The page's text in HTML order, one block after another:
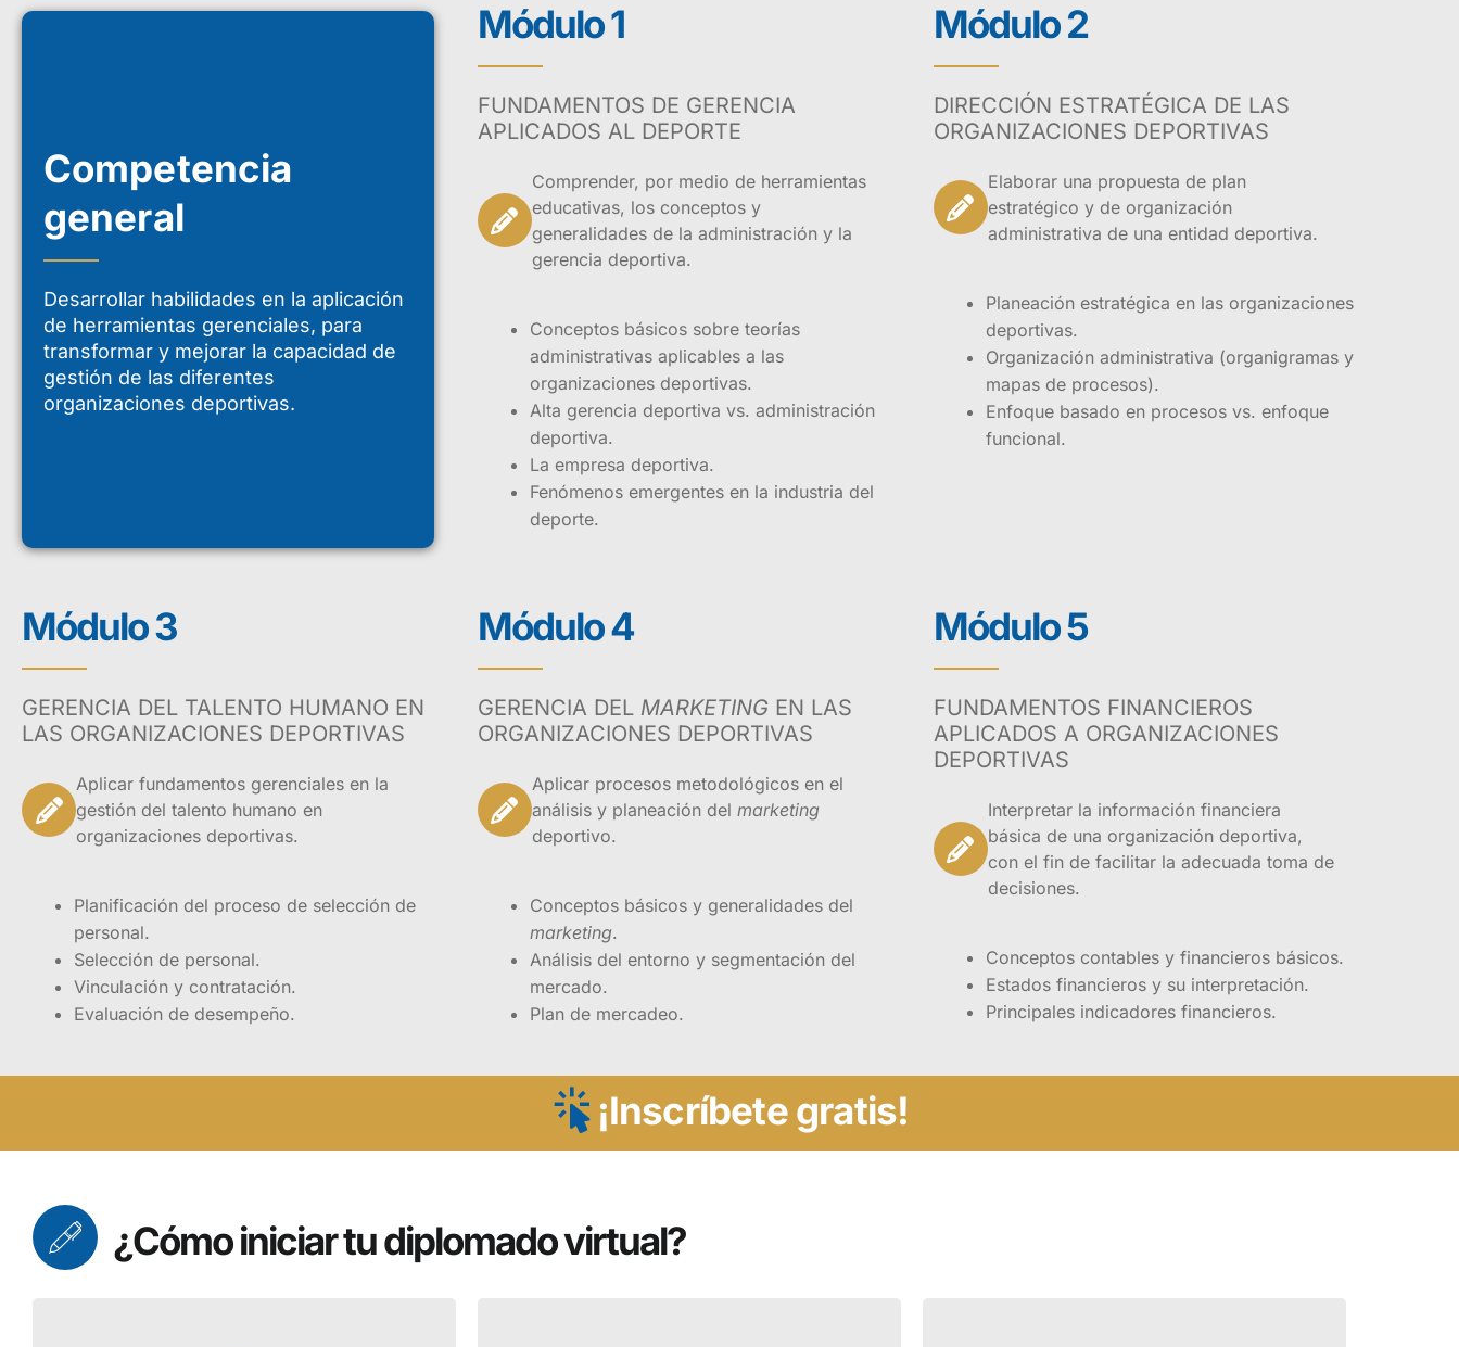
Presentación
didácticas, a través de conceptos y pautas aplicables en los procesos dentro de las
organizaciones, para crear espacios de conocimiento propios de las personas que se relacionan
con el oficio de la gerencia y la administración deportiva.
Para facilitar el proceso de aprendizaje, cada módulo de formación (semana) cuenta con una
guía didáctica que comprende el desarrollo de los contenidos temáticos. Además, el diplomado
contiene algunos videos y otros recursos didácticos que contribuyen con su aporte pedagógico
al proceso formativo en la alta gerencia deportiva.
icenciados o profesionales del deporte, técnicos o tecnólogos en
entrenamiento deportivo o afines, estudiantes en educación física o
carreras afines, con responsabilidades laborales en el campo de la gerencia
y la administración deportiva.
¡Inscríbete!
Competencia
general
Desarrollar habilidades en la aplicación
de herramientas gerenciales, para
transformar y mejorar la capacidad de
gestión de las diferentes
organizaciones deportivas.
Módulo 1
FUNDAMENTOS DE GERENCIA
APLICADOS AL DEPORTE
Comprender, por medio de herramientas
educativas, los conceptos y
generalidades de la administración y la
gerencia deportiva.
Conceptos básicos sobre teorías
administrativas aplicables a las
organizaciones deportivas.
Alta gerencia deportiva vs. administración
deportiva.
La empresa deportiva.
Fenómenos emergentes en la industria del
deporte.
Módulo 2
DIRECCIÓN ESTRATÉGICA DE LAS
ORGANIZACIONES DEPORTIVAS
Elaborar una propuesta de plan
estratégico y de organización
administrativa de una entidad deportiva.
Planeación estratégica en las organizaciones
deportivas.
Organización administrativa (organigramas y
mapas de procesos).
Enfoque basado en procesos vs. enfoque
funcional.
Módulo 3
GERENCIA DEL TALENTO HUMANO EN
LAS ORGANIZACIONES DEPORTIVAS
Aplicar fundamentos gerenciales en la
gestión del talento humano en
organizaciones deportivas.
Planificación del proceso de selección de
personal.
Selección de personal.
Vinculación y contratación.
Evaluación de desempeño.
Módulo 4
GERENCIA DEL MARKETING EN LAS
ORGANIZACIONES DEPORTIVAS
Aplicar procesos metodológicos en el
análisis y planeación del marketing
deportivo.
Conceptos básicos y generalidades del
marketing.
Análisis del entorno y segmentación del
mercado.
Plan de mercadeo.
Módulo 5
FUNDAMENTOS FINANCIEROS
APLICADOS A ORGANIZACIONES
DEPORTIVAS
Interpretar la información financiera
básica de una organización deportiva,
con el fin de facilitar la adecuada toma de
decisiones.
Conceptos contables y financieros básicos.
Estados financieros y su interpretación.
Principales indicadores financieros.
¡Inscríbete gratis!
¿Cómo iniciar tu diplomado virtual?